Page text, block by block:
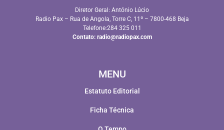
Diretor Geral: António Lúcio
Radio Pax – Rua de Angola, Torre C, 11º – 7800-468 Beja
Telefone:284 325 011
Contato: radio@radiopax.com
MENU
Estatuto Editorial
Ficha Técnica